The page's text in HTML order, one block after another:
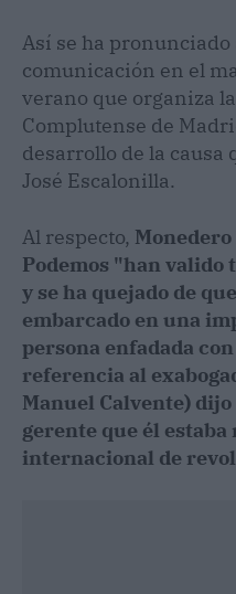
Así se ha
comunicación en el
verano que organiza
Complutense de
desarrollo de la causa
José Escalonilla.
Al respecto,
Podemos "han valido
y se ha quejado de
embarcado en una
persona enfadada
referencia al
Manuel Calvente)
gerente que él
internacional de